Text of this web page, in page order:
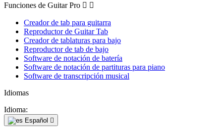
Funciones de Guitar Pro  
Creador de tab para guitarra
Reproductor de Guitar Tab
Creador de tablaturas para bajo
Reproductor de tab de bajo
Software de notación de batería
Software de notación de partituras para piano
Software de transcripción musical
Idiomas
Idioma:
Español 